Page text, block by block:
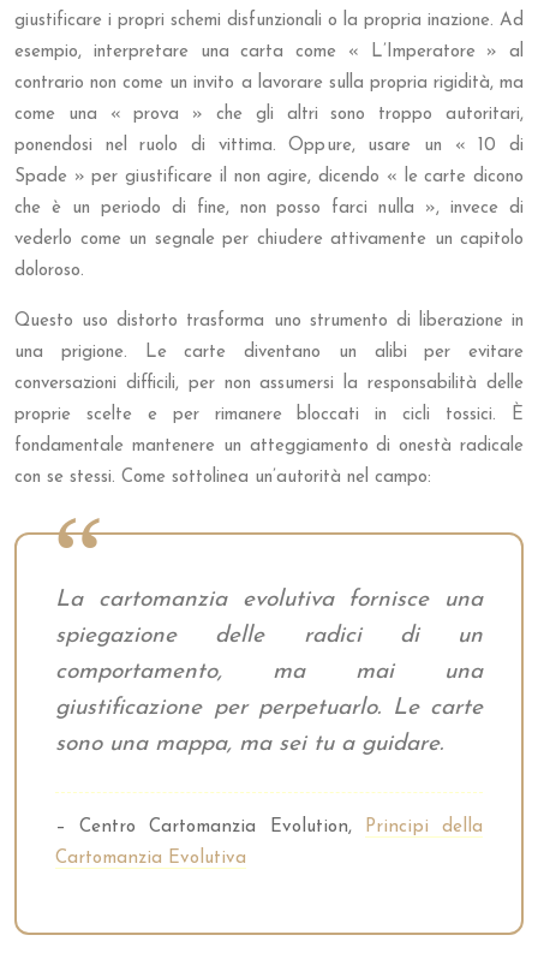
giustificare i propri schemi disfunzionali o la propria inazione. Ad
esempio, interpretare una carta come « L’Imperatore » al
contrario non come un invito a lavorare sulla propria rigidità, ma
come una « prova » che gli altri sono troppo autoritari,
ponendosi nel ruolo di vittima. Oppure, usare un « 10 di
Spade » per giustificare il non agire, dicendo « le carte dicono
che è un periodo di fine, non posso farci nulla », invece di
vederlo come un segnale per chiudere attivamente un capitolo
doloroso.
Questo uso distorto trasforma uno strumento di liberazione in
una prigione. Le carte diventano un alibi per evitare
conversazioni difficili, per non assumersi la responsabilità delle
proprie scelte e per rimanere bloccati in cicli tossici. È
fondamentale mantenere un atteggiamento di onestà radicale
con se stessi. Come sottolinea un’autorità nel campo:
La cartomanzia evolutiva fornisce una
spiegazione delle radici di un
comportamento, ma mai una
giustificazione per perpetuarlo. Le carte
sono una mappa, ma sei tu a guidare.
– Centro Cartomanzia Evolution,
Principi della
Cartomanzia Evolutiva